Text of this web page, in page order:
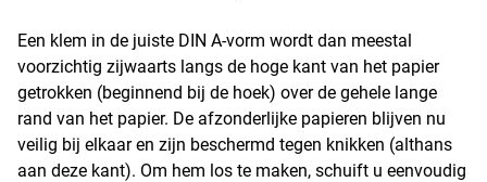
Een klem in de juiste DIN A-vorm wordt dan meestal
voorzichtig zijwaarts langs de hoge kant van het papier
getrokken (beginnend bij de hoek) over de gehele lange
rand van het papier. De afzonderlijke papieren blijven nu
veilig bij elkaar en zijn beschermd tegen knikken (althans
aan deze kant). Om hem los te maken, schuift u eenvoudig